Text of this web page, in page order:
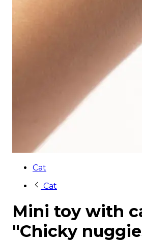
Cat
Cat
Mini toy with
"Chicky